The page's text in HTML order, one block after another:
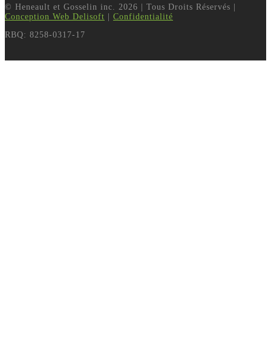
© Heneault et Gosselin inc. 2026 | Tous Droits Réservés |
Conception Web Delisoft
Confidentialité
RBQ: 8258-0317-17